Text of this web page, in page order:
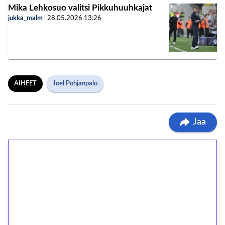
Mika Lehkosuo valitsi Pikkuhuuhkajat
jukka_malm 28.05.2026 13:26
AIHEET Joel Pohjanpalo
Jaa